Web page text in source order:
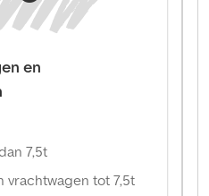
en
7,5t
vrachtwagen tot 7,5t